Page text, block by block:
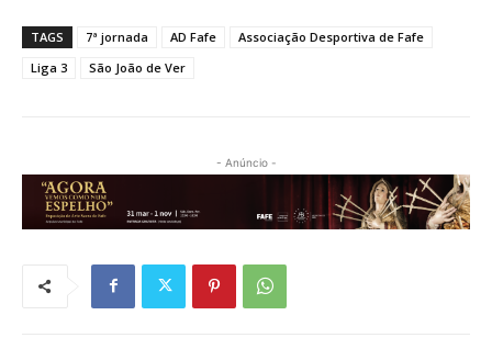
TAGS 7ª jornada AD Fafe
Associação Desportiva de Fafe
Liga 3
São João de Ver
- Anúncio -